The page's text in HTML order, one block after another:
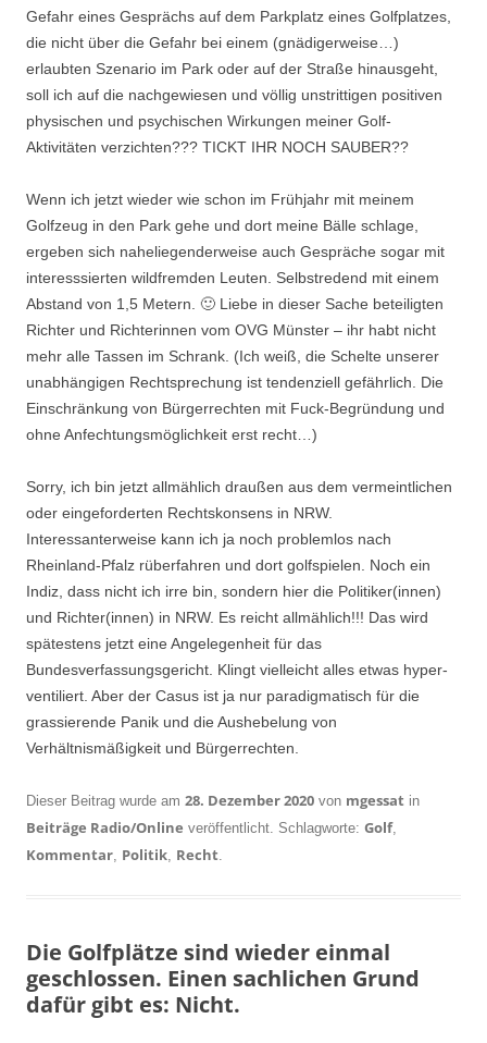
Gefahr eines Gesprächs auf dem Parkplatz eines Golfplatzes,
die nicht über die Gefahr bei einem (gnädigerweise…)
erlaubten Szenario im Park oder auf der Straße hinausgeht,
soll ich auf die nachgewiesen und völlig unstrittigen positiven
physischen und psychischen Wirkungen meiner Golf-
Aktivitäten verzichten??? TICKT IHR NOCH SAUBER??
Wenn ich jetzt wieder wie schon im Frühjahr mit meinem
Golfzeug in den Park gehe und dort meine Bälle schlage,
ergeben sich naheliegenderweise auch Gespräche sogar mit
interesssierten wildfremden Leuten. Selbstredend mit einem
Abstand von 1,5 Metern. 🙂 Liebe in dieser Sache beteiligten
Richter und Richterinnen vom OVG Münster – ihr habt nicht
mehr alle Tassen im Schrank. (Ich weiß, die Schelte unserer
unabhängigen Rechtsprechung ist tendenziell gefährlich. Die
Einschränkung von Bürgerrechten mit Fuck-Begründung und
ohne Anfechtungsmöglichkeit erst recht…)
Sorry, ich bin jetzt allmählich draußen aus dem vermeintlichen
oder eingeforderten Rechtskonsens in NRW.
Interessanterweise kann ich ja noch problemlos nach
Rheinland-Pfalz rüberfahren und dort golfspielen. Noch ein
Indiz, dass nicht ich irre bin, sondern hier die Politiker(innen)
und Richter(innen) in NRW. Es reicht allmählich!!! Das wird
spätestens jetzt eine Angelegenheit für das
Bundesverfassungsgericht. Klingt vielleicht alles etwas hyper-
ventiliert. Aber der Casus ist ja nur paradigmatisch für die
grassierende Panik und die Aushebelung von
Verhältnismäßigkeit und Bürgerrechten.
Dieser Beitrag wurde am 28. Dezember 2020 von mgessat in
Beiträge Radio/Online veröffentlicht. Schlagworte: Golf,
Kommentar Politik Recht
Die Golfplätze sind wieder einmal
geschlossen. Einen sachlichen Grund
dafür gibt es: Nicht.